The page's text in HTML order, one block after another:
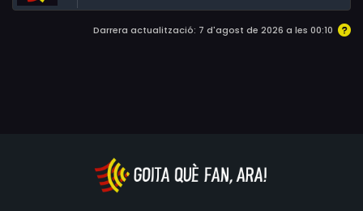
Darrera actualització: 7 d'agost de 2026 a les 00:10